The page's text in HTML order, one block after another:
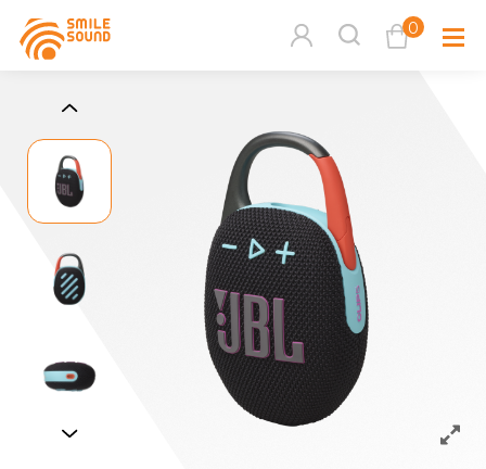
0
查看購物車
請選擇商品分類
請選擇分類
活動